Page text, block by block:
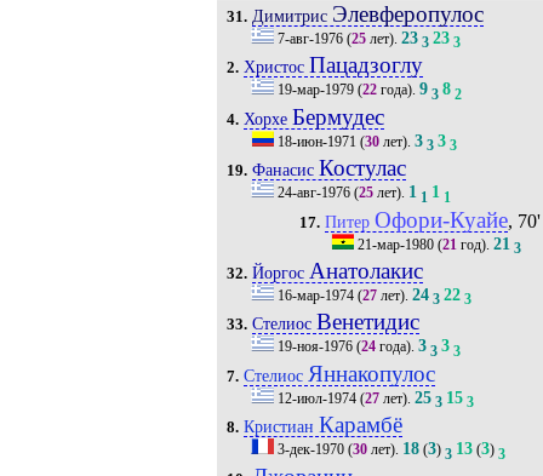
31. Димитрис Элевферопулос
7-авг-1976(25лет). 23 3 23 3
2. Христос Пацадзоглу
19-мар-1979(22года). 9 3 8 2
4. Хорхе Бермудес
18-июн-1971 (30лет). 3 3 3 3
19. Фанасис Костулас
24-авг-1976(25лет). 1 1 1 1
17. Питер Офори-Куайе, 70'
21-мар-1980 (21 год).21 3
32. Йоргос Анатолакис
16-мар-1974(27лет). 24 3 22 3
33. Стелиос Венетидис
19-ноя-1976(24года). 3 3 3 3
7. Стелиос Яннакопулос
12-июл-1974(27лет). 25 3 15 3
8. Кристиан Карамбё
3-дек-1970(30лет). 18(3) 3 13(3) 3